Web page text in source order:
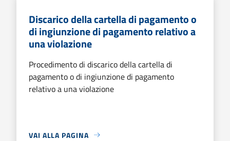
Discarico della cartella di pagamento o
di ingiunzione di pagamento relativo a
una violazione
Procedimento di discarico della cartella di
pagamento o di ingiunzione di pagamento
relativo a una violazione
VAI ALLA PAGINA